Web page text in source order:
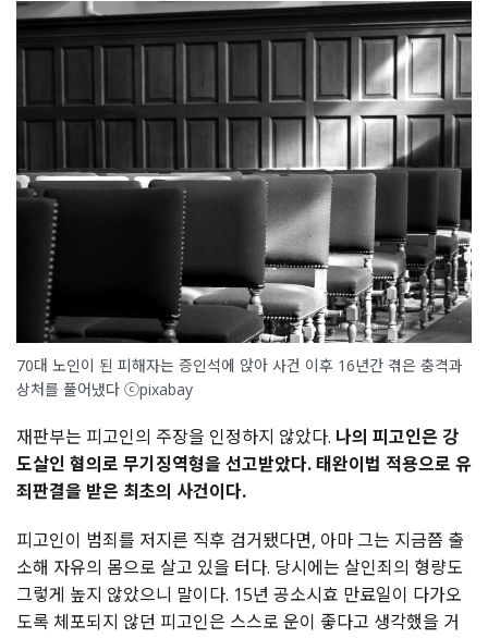
70대 노인이 된 피해자는 증인석에 앉아 사건 이후 16년간 겪은 충격과
상처를 풀어냈다 ⓒpixabay
재판부는 피고인의 주장을 인정하지 않았다. 나의 피고인은 강
도살인 혐의로 무기징역형을 선고받았다. 태완이법 적용으로 유
죄판결을 받은 최초의 사건이다.
피고인이 범죄를 저지른 직후 검거됐다면, 아마 그는 지금쯤 출
소해 자유의 몸으로 살고 있을 터다. 당시에는 살인죄의 형량도
그렇게 높지 않았으니 말이다. 15년 공소시효 만료일이 다가오
도록 체포되지 않던 피고인은 스스로 운이 좋다고 생각했을 거